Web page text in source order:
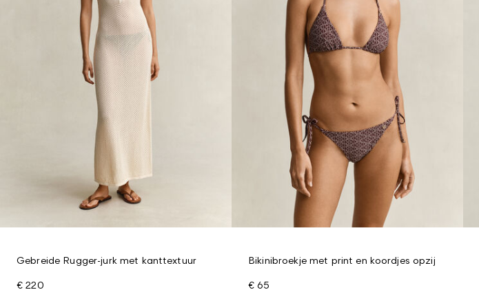
Gebreide Rugger-jurk met kanttextuur
€ 220
Bikinibroekje met print en koordjes opzij
€ 65